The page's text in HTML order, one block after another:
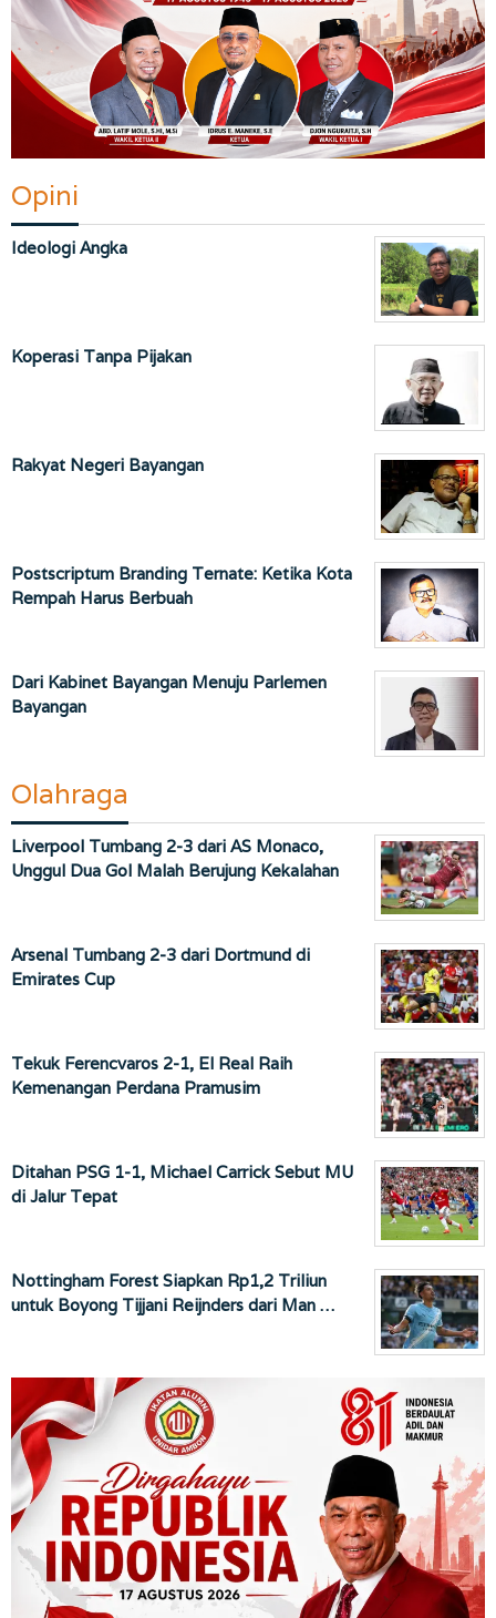
Opini
Ideologi Angka
Koperasi Tanpa Pijakan
Rakyat Negeri Bayangan
Postscriptum Branding Ternate: Ketika Kota
Rempah Harus Berbuah
Dari Kabinet Bayangan Menuju Parlemen
Bayangan
Olahraga
Liverpool Tumbang 2-3 dari AS Monaco,
Unggul Dua Gol Malah Berujung Kekalahan
Arsenal Tumbang 2-3 dari Dortmund di
Emirates Cup
Tekuk Ferencvaros 2-1, El Real Raih
Kemenangan Perdana Pramusim
Ditahan PSG 1-1, Michael Carrick Sebut MU
di Jalur Tepat
Nottingham Forest Siapkan Rp1,2 Triliun
untuk Boyong Tijjani Reijnders dari Man …